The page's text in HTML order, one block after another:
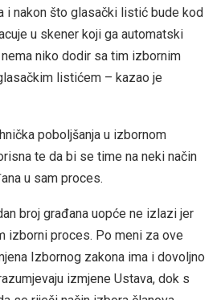
i nakon što glasački listić bude kod
u skener koji ga automatski
niko dodir sa tim izbornim
listićem – kazao je
poboljšanja u izbornom
te da bi se time na neki način
u sam proces.
broj građana uopće ne izlazi jer
izborni proces. Po meni za ove
Izbornog zakona ima i dovoljno
izmjene Ustava, dok s